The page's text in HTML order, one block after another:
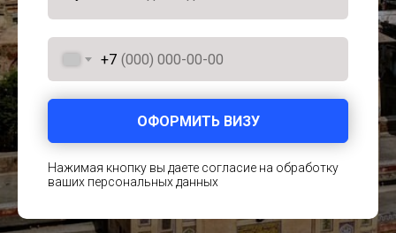
+7
ОФОРМИТЬ ВИЗУ
Нажимая кнопку вы даете согласие на обработку
ваших персональных данных